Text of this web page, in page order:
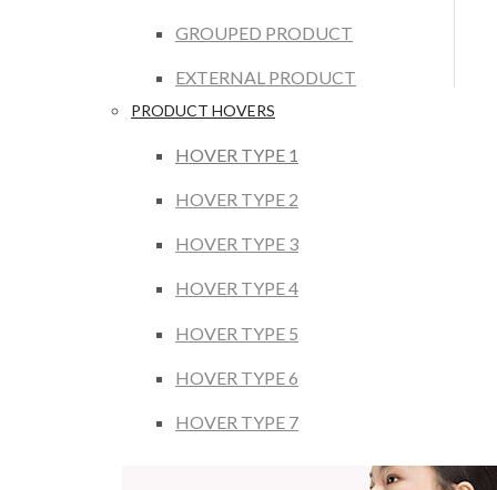
GROUPED PRODUCT
EXTERNAL PRODUCT
PRODUCT HOVERS
HOVER TYPE 1
HOVER TYPE 2
HOVER TYPE 3
HOVER TYPE 4
HOVER TYPE 5
HOVER TYPE 6
HOVER TYPE 7